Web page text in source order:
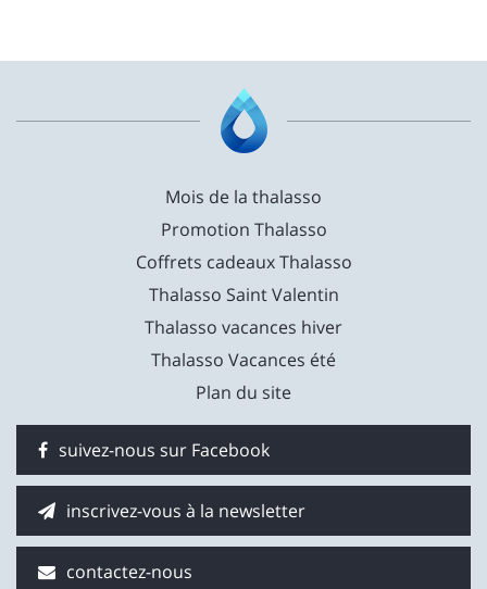
Mois de la thalasso
Promotion Thalasso
Coffrets cadeaux Thalasso
Thalasso Saint Valentin
Thalasso vacances hiver
Thalasso Vacances été
Plan du site
suivez-nous sur Facebook
inscrivez-vous à la newsletter
contactez-nous